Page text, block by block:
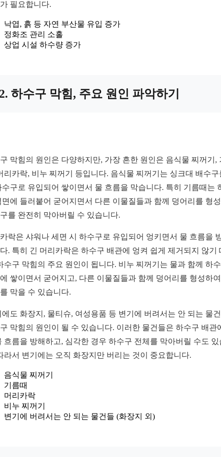
필요합니다.
낙엽, 흙 등 자연 부산물 유입 증가
정화조 관리 소홀
상업 시설 하수량 증가
하수구 막힘, 주요 원인 파악하기
막힘의 원인은 다양하지만, 가장 흔한 원인은 음식물 찌꺼기,
리카락, 비누 찌꺼기 등입니다. 음식물 찌꺼기는 싱크대 배수구
수구로 유입되어 쌓이면서 물 흐름을 막습니다. 특히 기름때는
면에 들러붙어 굳어지면서 다른 이물질들과 함께 덩어리를 형
를 완전히 막아버릴 수 있습니다.
락은 샤워나 세면 시 하수구로 유입되어 엉키면서 물 흐름을
. 특히 긴 머리카락은 하수구 배관에 엉켜 쉽게 제거되지 않기
수구 막힘의 주요 원인이 됩니다. 비누 찌꺼기는 물과 함께 하
쌓이면서 굳어지고, 다른 이물질들과 함께 덩어리를 형성하
막을 수 있습니다.
에도 화장지, 물티슈, 여성용품 등 변기에 버려서는 안 되는 물
막힘의 원인이 될 수 있습니다. 이러한 물건들은 하수구 배관
흐름을 방해하고, 심각한 경우 하수구 전체를 막아버릴 수도 있
라서 변기에는 오직 화장지만 버리는 것이 중요합니다.
음식물 찌꺼기
기름때
머리카락
비누 찌꺼기
변기에 버려서는 안 되는 물건들 (화장지 외)